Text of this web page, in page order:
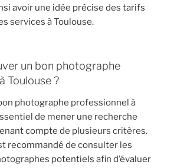
avoir une idée précise des tarifs
services à Toulouse.
un bon photographe
Toulouse ?
photographe professionnel à
de mener une recherche
compte de plusieurs critères.
recommandé de consulter les
potentiels afin d’évaluer